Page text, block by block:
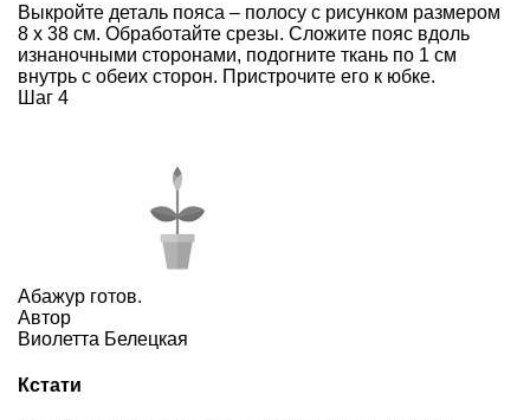
Выкройте деталь пояса – полосу с рисунком размером
8 х 38 см. Обработайте срезы. Сложите пояс вдоль
изнаночными сторонами, подогните ткань по 1 см
внутрь с обеих сторон. Пристрочите его к юбке.
Шаг 4
Абажур готов.
Автор
Виолетта Белецкая
Кстати